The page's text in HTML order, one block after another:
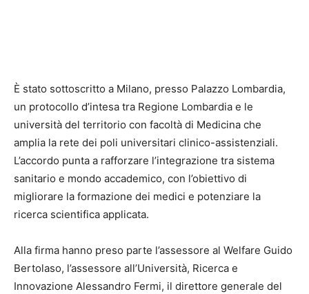
È stato sottoscritto a Milano, presso Palazzo Lombardia,
un protocollo d’intesa tra Regione Lombardia e le
università del territorio con facoltà di Medicina che
amplia la rete dei poli universitari clinico-assistenziali.
L’accordo punta a rafforzare l’integrazione tra sistema
sanitario e mondo accademico, con l’obiettivo di
migliorare la formazione dei medici e potenziare la
ricerca scientifica applicata.
Alla firma hanno preso parte l’assessore al Welfare Guido
Bertolaso, l’assessore all’Università, Ricerca e
Innovazione Alessandro Fermi, il direttore generale del